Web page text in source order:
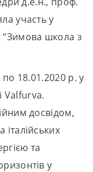
участь у
“Зимова школа з
по 18.01.2020 р. у
Valfurva.
досвідом,
та
у